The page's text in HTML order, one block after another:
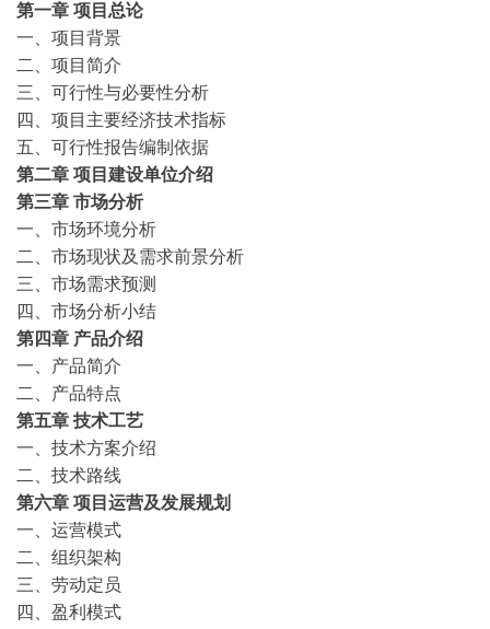
第一章 项目总论
一、项目背景
二、项目简介
三、可行性与必要性分析
四、项目主要经济技术指标
五、可行性报告编制依据
第二章 项目建设单位介绍
第三章 市场分析
一、市场环境分析
二、市场现状及需求前景分析
三、市场需求预测
四、市场分析小结
第四章 产品介绍
一、产品简介
二、产品特点
第五章 技术工艺
一、技术方案介绍
二、技术路线
第六章 项目运营及发展规划
一、运营模式
二、组织架构
三、劳动定员
四、盈利模式